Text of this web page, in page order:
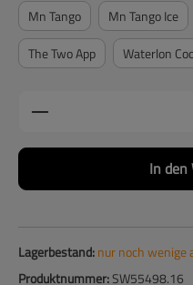
Mn Tango
Mn Tango Ice
The Two App Waterlon
Produkt Anzahl:
In den
Lagerbestand:nur noch wenige
Produktnummer:SW55498.16